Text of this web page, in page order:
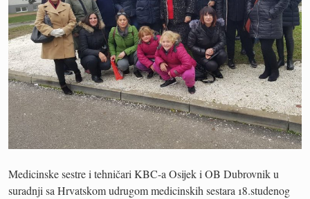
Medicinske sestre i tehničari KBC-a Osijek i OB Dubrovnik u
suradnji sa Hrvatskom udrugom medicinskih sestara 18.studenog